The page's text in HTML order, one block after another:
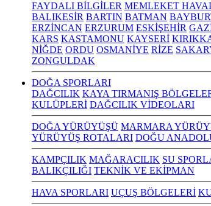
FAYDALI BİLGİLER MEMLEKET
BALIKESİR BARTIN BATMAN
ERZİNCAN ERZURUM ESKİŞEHİR
KARS KASTAMONU KAYSERİ
NİĞDE ORDU OSMANİYE RİZE
ZONGULDAK
DOĞA SPORLARI
DAĞCILIK KAYA TIRMANIŞ
KULÜPLERİ DAĞCILIK VİDEOLARI
DOĞA YÜRÜYÜŞÜ MARMARA
YÜRÜYÜŞ ROTALARI DOĞU
KAMPÇILIK MAĞARACILIK SU
BALIKÇILIĞI TEKNİK VE EKİPMAN
HAVA SPORLARI UÇUŞ BÖLGELERİ